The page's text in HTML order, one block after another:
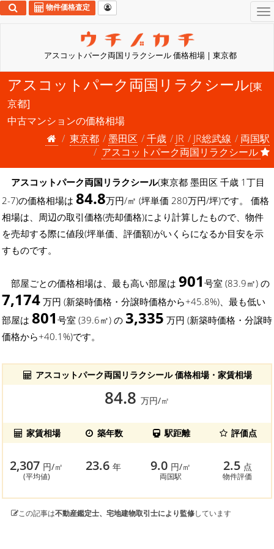
アスコットパーク両国リラクシール 価格相場 | 東京都
物件価格査定
アスコットパーク両国リラクシール[東
京都]
中古マンションの価格相場
東京都
墨田区 千歳 JR JR総武線
両国駅
アスコットパーク両国リラクシール
アスコットパーク両国リラクシール(東京都 墨田区 千歳 1丁目
2-7)の価格相場は 84.8万円/㎡ (坪単価 280万円/坪)です。 価格
相場は、周辺の取引価格(売却価格)により計算したもので、物件
を売却する際に値段(坪単価、評価額)がいくらになるか目安を示
すものです。
部屋ごとの価格相場は、最も高い部屋は 901 号室 (83.9㎡) の
7,174 万円 (新築時価格・分譲時価格から+45.8%)、最も低い
部屋は 801 号室 (39.6㎡) の 3,335 万円 (新築時価格・分譲時
価格から+40.1%)です。
アスコットパーク両国リラクシール 価格相場・家賃相場
84.8 万円/㎡
家賃相場 築年数 駅距離 評価点
2,307 円/㎡
(平均値)
23.6年 9.0 円/㎡
両国駅
2.5 点
物件評価
この記事は不動産鑑定士、宅地建物取引士により監修しています